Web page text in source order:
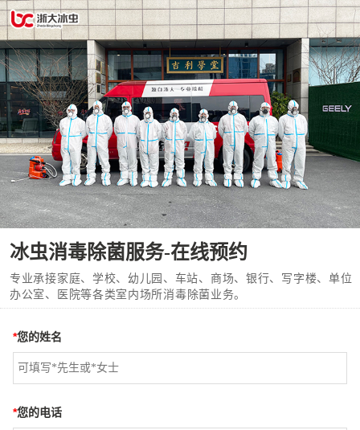
冰虫消毒除菌服务-在线预约
专业承接家庭、学校、幼儿园、车站、商场、银行、写字楼、单位
办公室、医院等各类室内场所消毒除菌业务。
*您的姓名
*您的电话